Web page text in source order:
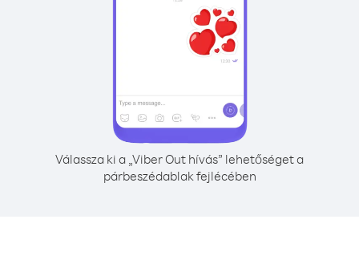
Válassza ki a „Viber Out hívás” lehetőséget a
párbeszédablak fejlécében